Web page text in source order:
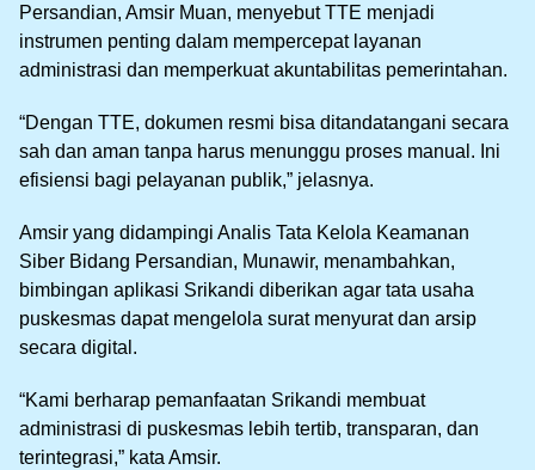
Persandian, Amsir Muan, menyebut TTE menjadi
instrumen penting dalam mempercepat layanan
administrasi dan memperkuat akuntabilitas pemerintahan.
“Dengan TTE, dokumen resmi bisa ditandatangani secara
sah dan aman tanpa harus menunggu proses manual. Ini
efisiensi bagi pelayanan publik,” jelasnya.
Amsir yang didampingi Analis Tata Kelola Keamanan
Siber Bidang Persandian, Munawir, menambahkan,
bimbingan aplikasi Srikandi diberikan agar tata usaha
puskesmas dapat mengelola surat menyurat dan arsip
secara digital.
“Kami berharap pemanfaatan Srikandi membuat
administrasi di puskesmas lebih tertib, transparan, dan
terintegrasi,” kata Amsir.